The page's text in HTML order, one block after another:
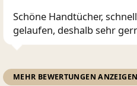
Schöne Handtücher,
gelaufen, deshalb sehr
MEHR BEWERTUNGEN ANZEIGEN